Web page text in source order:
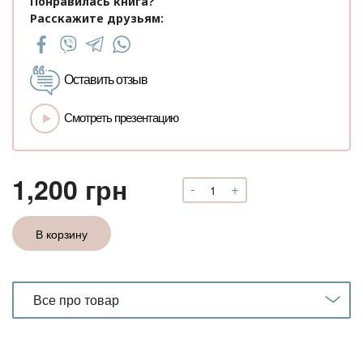
Расскажите друзьям:
Оставить отзыв
Смотреть презентацию
1,200 грн -
Количество
Обучающий
АРТ-
Интенсив»
+
В корзину
Все про товар